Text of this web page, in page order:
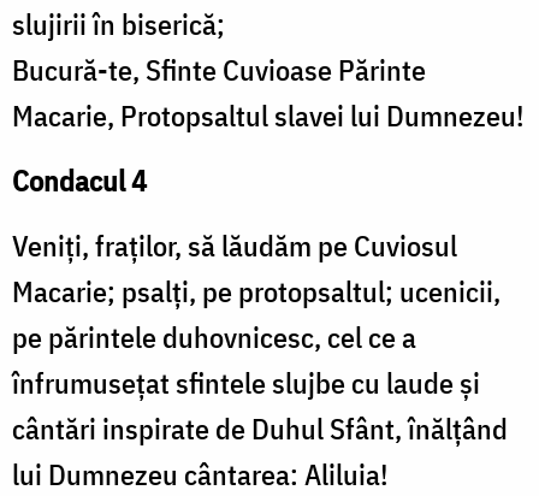
slujirii în biserică;
Bucură-te, Sfinte Cuvioase Părinte
Macarie, Protopsaltul slavei lui Dumnezeu!
Condacul 4
Veniți, fraților, să lăudăm pe Cuviosul
Macarie; psalți, pe protopsaltul; ucenicii,
pe părintele duhovnicesc, cel ce a
înfrumusețat sfintele slujbe cu laude și
cântări inspirate de Duhul Sfânt, înălțând
lui Dumnezeu cântarea: Aliluia!